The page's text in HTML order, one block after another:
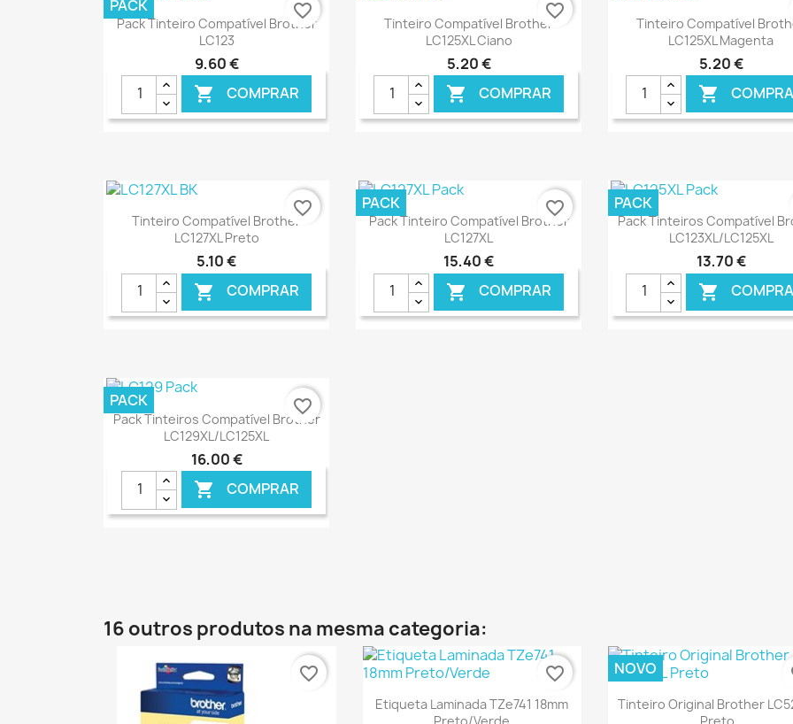
Ver+
Pack Tinteiro Compatível Brother
LC123
9,60 €
 COMPRAR
PACK favorite_border Ver+
Tinteiro Compatível Brother
LC125XL Ciano
5,20 €
 COMPRAR
favorite_border Ver+
Tinteiro Compatível
LC125XL Magenta
5,20 €

Ver+
Tinteiro Compatível Brother
LC127XL Preto
5,10 €
 COMPRAR
favorite_border Ver+
Pack Tinteiro Compatível Brother
LC127XL
15,40 €
 COMPRAR
PACK favorite_border Ver+
Pack Tinteiros Compatível
LC123XL/LC125XL
13,70 €

PACK
Ver+
Pack Tinteiros Compatível Brother
LC129XL/LC125XL
16,00 €
 COMPRAR
PACK favorite_border
16 outros produtos na mesma categoria:
favorite_border
Ver+
Etiqueta Laminada TZe741 18mm
favorite_border
Ver+
Tinteiro Original Brother
NOVO